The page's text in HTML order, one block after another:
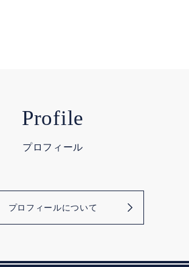
Profile
プロフィール
プロフィールについて